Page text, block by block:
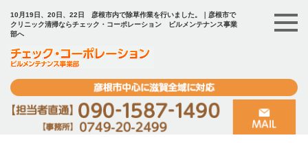
10月19日、20日、22日 彦根市内で除草作業を行いました。｜彦根市で
クリニック清掃ならチェック・コーポレーション ビルメンテナンス事業
部へ